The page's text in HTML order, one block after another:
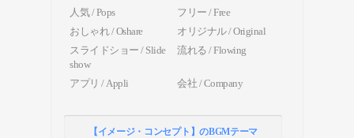
人気 / Pops
フリー / Free
おしゃれ / Oshare
オリジナル / Original
スライドショー / Slide
show
流れる / Flowing
アプリ / Appli 会社 / Company
【イメージ・コンセプト】のBGMテーマ